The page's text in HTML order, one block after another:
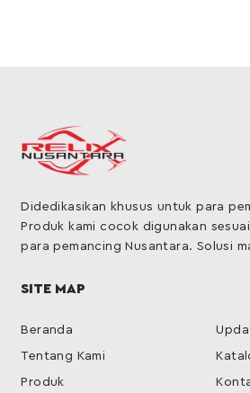
Didedikasikan khusus untuk para
Produk kami cocok digunakan
para pemancing Nusantara. Solusi
SITE MAP
Beranda
Tentang Kami
Produk